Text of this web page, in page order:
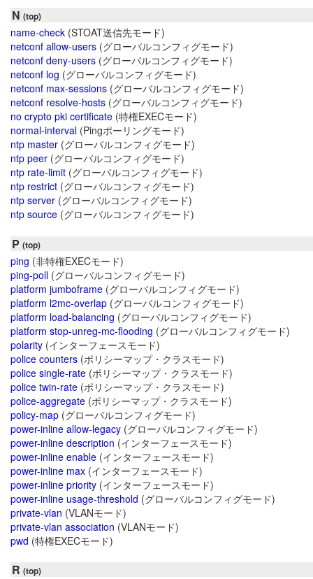
N (top)
name-check (STOAT送信先モード)
netconf allow-users (グローバルコンフィグモード)
netconf deny-users (グローバルコンフィグモード)
netconf log (グローバルコンフィグモード)
netconf max-sessions (グローバルコンフィグモード)
netconf resolve-hosts (グローバルコンフィグモード)
no crypto pki certificate (特権EXECモード)
normal-interval (Pingポーリングモード)
ntp master (グローバルコンフィグモード)
ntp peer (グローバルコンフィグモード)
ntp rate-limit (グローバルコンフィグモード)
ntp restrict (グローバルコンフィグモード)
ntp server (グローバルコンフィグモード)
ntp source (グローバルコンフィグモード)
P (top)
ping (非特権EXECモード)
ping-poll (グローバルコンフィグモード)
platform jumboframe (グローバルコンフィグモード)
platform l2mc-overlap (グローバルコンフィグモード)
platform load-balancing (グローバルコンフィグモード)
platform stop-unreg-mc-flooding (グローバルコンフィグモード)
polarity (インターフェースモード)
police counters (ポリシーマップ・クラスモード)
police single-rate (ポリシーマップ・クラスモード)
police twin-rate (ポリシーマップ・クラスモード)
police-aggregate (ポリシーマップ・クラスモード)
policy-map (グローバルコンフィグモード)
power-inline allow-legacy (グローバルコンフィグモード)
power-inline description (インターフェースモード)
power-inline enable (インターフェースモード)
power-inline max (インターフェースモード)
power-inline priority (インターフェースモード)
power-inline usage-threshold (グローバルコンフィグモード)
private-vlan (VLANモード)
private-vlan association (VLANモード)
pwd (特権EXECモード)
R (top)